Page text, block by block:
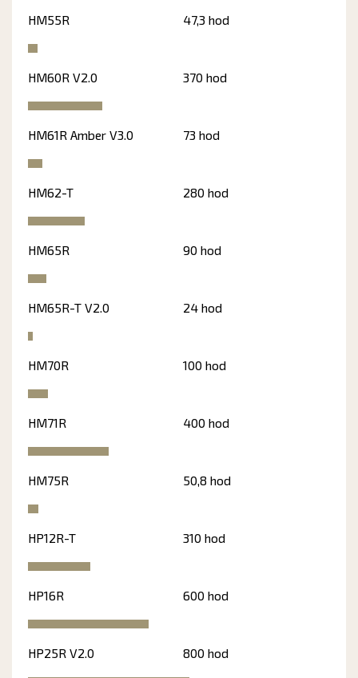
HM55R 47,3 hod
HM60R V2.0 370 hod
HM61R Amber V3.0 73 hod
HM62-T 280 hod
HM65R 90 hod
HM65R-T V2.0 24 hod
HM70R 100 hod
HM71R 400 hod
HM75R 50,8 hod
HP12R-T 310 hod
HP16R 600 hod
HP25R V2.0 800 hod